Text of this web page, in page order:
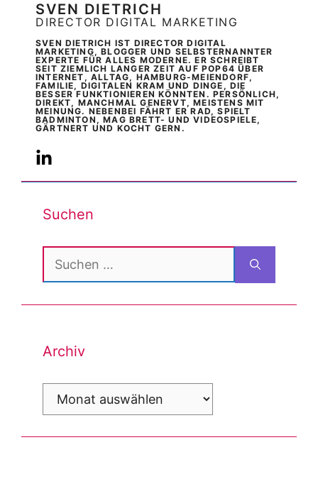
SVEN DIETRICH
DIRECTOR DIGITAL MARKETING
SVEN DIETRICH IST DIRECTOR DIGITAL
MARKETING, BLOGGER UND SELBSTERNANNTER
EXPERTE FÜR ALLES MODERNE. ER SCHREIBT
SEIT ZIEMLICH LANGER ZEIT AUF POP64 ÜBER
INTERNET, ALLTAG, HAMBURG-MEIENDORF,
FAMILIE, DIGITALEN KRAM UND DINGE, DIE
BESSER FUNKTIONIEREN KÖNNTEN. PERSÖNLICH,
DIREKT, MANCHMAL GENERVT, MEISTENS MIT
MEINUNG. NEBENBEI FÄHRT ER RAD, SPIELT
BADMINTON, MAG BRETT- UND VIDEOSPIELE,
GÄRTNERT UND KOCHT GERN.
Suchen
Suchen
nach:
Archiv
Archiv